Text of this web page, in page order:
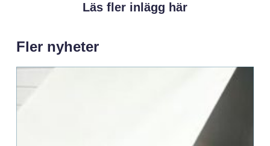
Läs fler inlägg här
Fler nyheter